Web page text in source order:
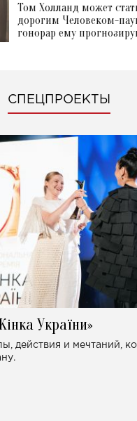
Том Холланд может
дорогим Человеком-
гонорар ему
СПЕЦПРОЕКТЫ
України»
действия и мечтаний,